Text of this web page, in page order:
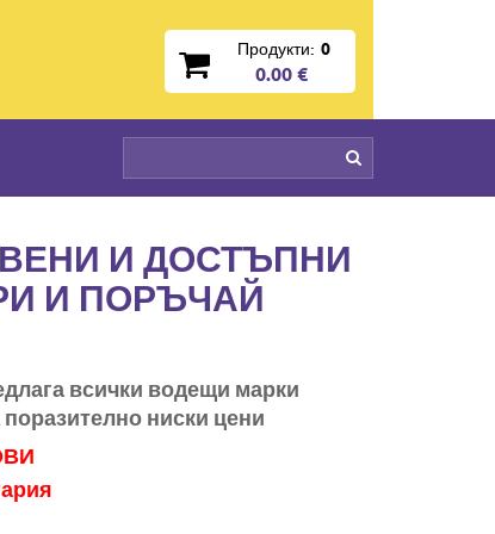
Продукти: 0
0.00 €
И ДОСТЪПНИ
И ПОРЪЧАЙ
всички водещи марки
ниски цени